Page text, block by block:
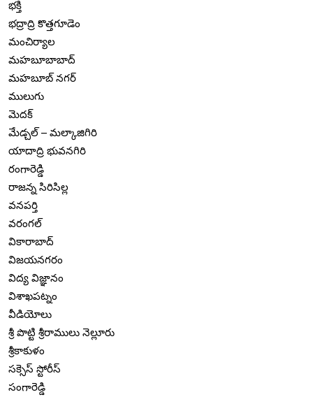
భక్తి
భద్రాద్రి కొత్తగూడెం
మంచిర్యాల
మహబూబాబాద్
మహబూబ్ నగర్
ములుగు
మెదక్
మేడ్చల్ – మల్కాజిగిరి
యాదాద్రి భువనగిరి
రంగారెడ్డి
రాజన్న సిరిసిల్ల
వనపర్తి
వరంగల్
వికారాబాద్
విజయనగరం
విద్య విజ్ఞానం
విశాఖపట్నం
వీడియోలు
శ్రీ పొట్టి శ్రీరాములు నెల్లూరు
శ్రీకాకుళం
సక్సెస్ స్టోరీస్
సంగారెడ్డి